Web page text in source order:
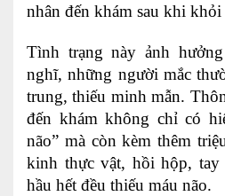
nhân đến khám sau khi
Tình trạng này ảnh
nghĩ, những người mắc
trung, thiếu minh mẫn.
đến khám không chỉ có
não” mà còn kèm thêm
kinh thực vật, hồi hộp, tay
hầu hết đều thiếu máu não.